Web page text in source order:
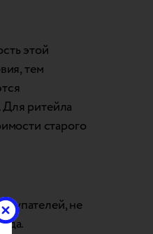
этой
тем
ритейла
старого
не